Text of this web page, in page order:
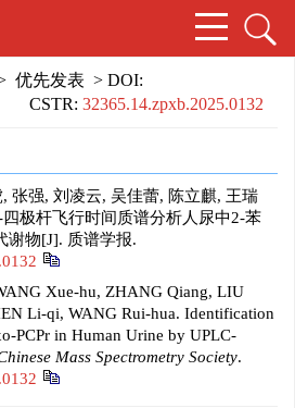
优先发表 > DOI:
CSTR: 32365.14.zpxb.2025.0132
张强, 刘凌云, 吴佳蕾, 陈立麒, 王瑞
极杆飞行时间质谱分析人尿中2-苯
谢物[J]. 质谱学报.
Xue-hu, ZHANG Qiang, LIU
Li-qi, WANG Rui-hua. Identification
PCPr in Human Urine by UPLC-
Mass Spectrometry Society.